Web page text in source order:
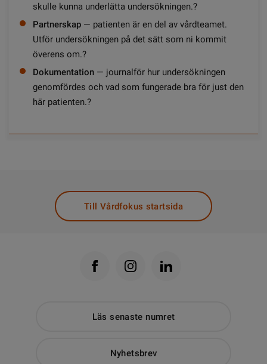
skulle kunna underlätta undersökningen.?
Partnerskap — patienten är en del av vård­teamet.
Utför undersökningen på det sätt som ni kommit
överens om.?
Dokumentation — journalför hur undersökningen
genomfördes och vad som fungerade bra för just den
här patienten.?
Till Vårdfokus startsida
Läs senaste numret
Nyhetsbrev